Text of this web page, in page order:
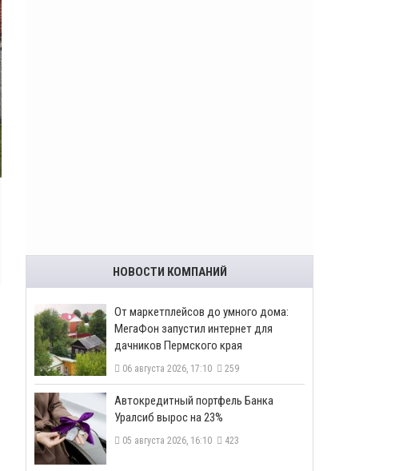
НОВОСТИ КОМПАНИЙ
От маркетплейсов до умного дома:
МегаФон запустил интернет для
дачников Пермского края
06 августа 2026, 17:10 259
​Автокредитный портфель Банка
Уралсиб вырос на 23%
05 августа 2026, 16:10 423